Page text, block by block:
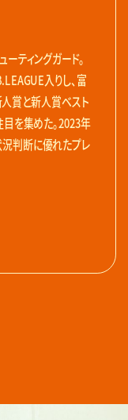
ティングガード。
入りし、富
賞と新人賞ベスト
目を集めた。2023年
況判断に優れたプレ